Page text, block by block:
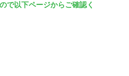
で以下ページからご確認く